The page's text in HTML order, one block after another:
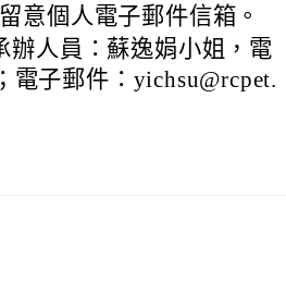
意個人電子郵件信箱。
辦人員：蘇逸娟小姐，電
電子郵件：yichsu@rcpet.